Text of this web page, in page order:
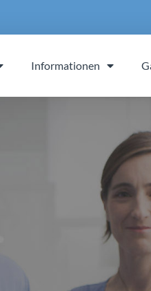
Informationen